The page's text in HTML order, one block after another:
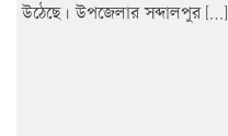
উঠেছে। উপজেলার সব্দালপুর […]